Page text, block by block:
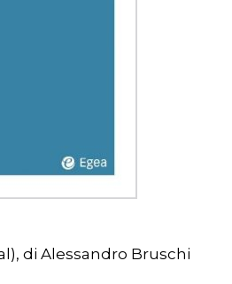
di Alessandro Bruschi